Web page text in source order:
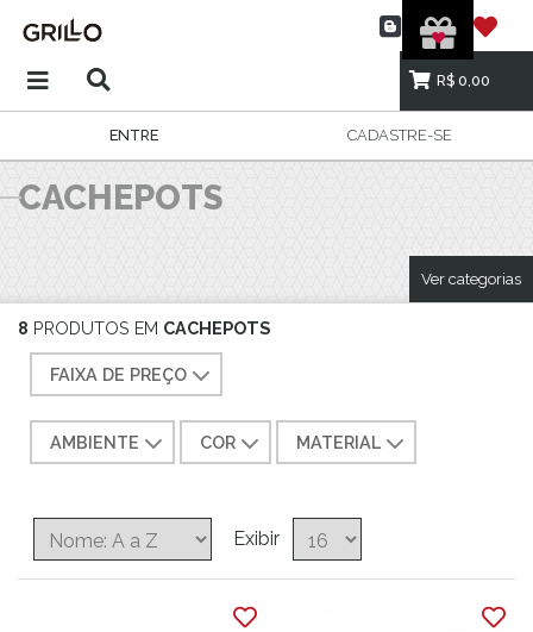
R$ 0,00
ENTRE CADASTRE-SE
CACHEPOTS
Ver categorias
8 PRODUTOS EM CACHEPOTS
FAIXA DE PREÇO
AMBIENTE COR MATERIAL
Exibir